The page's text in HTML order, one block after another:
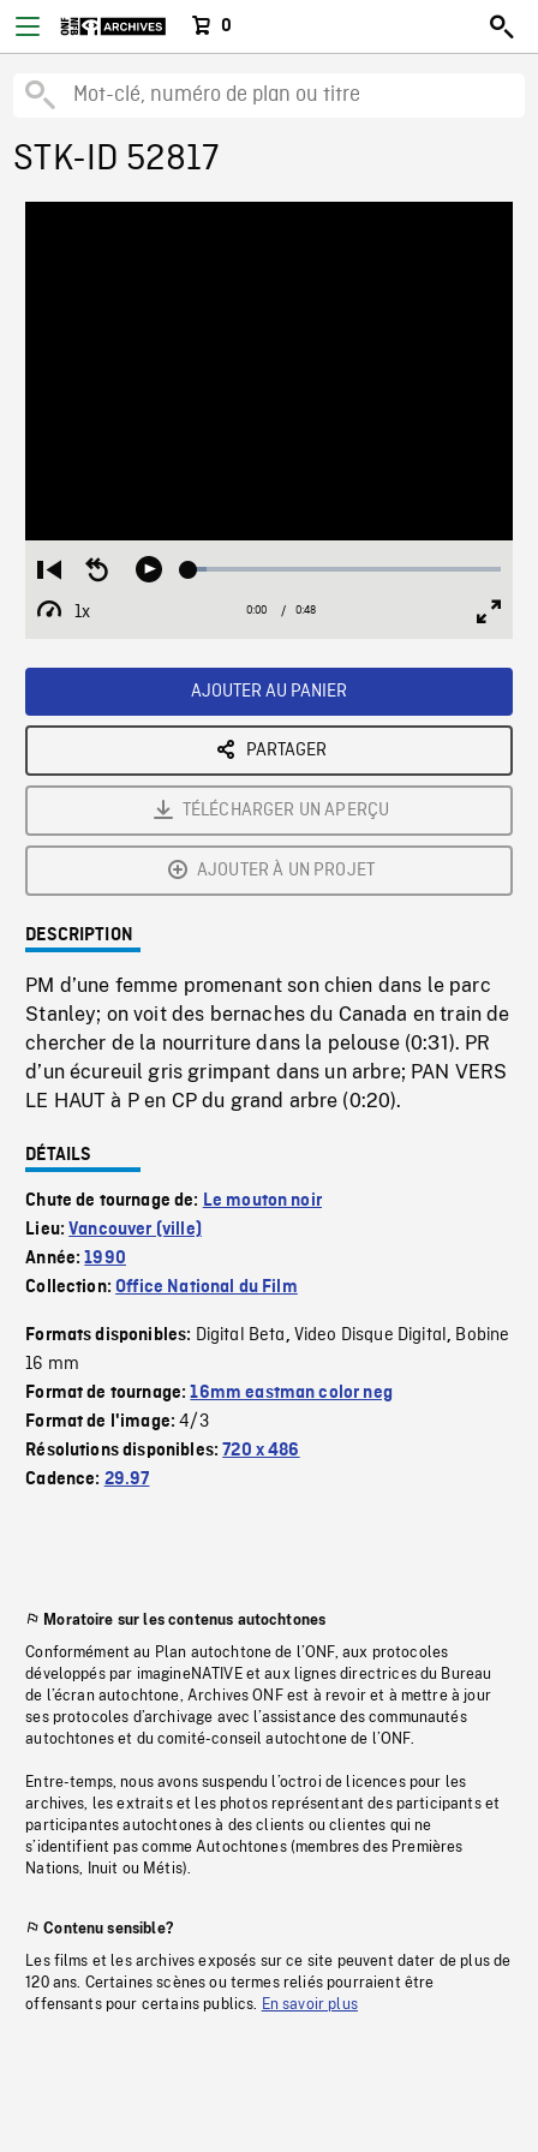
0
STK-ID 52817
Restart
from
beginning
Seek
Play Loaded:
1x
Playback
Current
0:00 / Duration
0:48
AJOUTER AU PANIER
PARTAGER
TÉLÉCHARGER UN APERÇU
AJOUTER À UN PROJET
DESCRIPTION
PM d’une femme promenant son chien dans le parc
Stanley; on voit des bernaches du Canada en train de
chercher de la nourriture dans la pelouse (0:31). PR
d’un écureuil gris grimpant dans un arbre; PAN VERS
LE HAUT à P en CP du grand arbre (0:20).
DÉTAILS
Chute de tournage de: Le mouton noir
Lieu:Vancouver (ville)
Année:1990
Collection:Office National du Film
Formats disponibles: Digital Beta, Video Disque Digital, Bobine
16 mm
Format de tournage:16mm eastman color neg
Format de l'image:4/3
Résolutions disponibles:720 x 486
Cadence: 29.97
Moratoire sur les contenus autochtones
Conformément au Plan autochtone de l’ONF, aux protocoles
développés par imagineNATIVE et aux lignes directrices du Bureau
de l’écran autochtone, Archives ONF est à revoir et à mettre à jour
ses protocoles d’archivage avec l’assistance des communautés
autochtones et du comité-conseil autochtone de l’ONF.
Entre-temps, nous avons suspendu l’octroi de licences pour les
archives, les extraits et les photos représentant des participants et
participantes autochtones à des clients ou clientes qui ne
s’identifient pas comme Autochtones (membres des Premières
Nations, Inuit ou Métis).
Contenu sensible?
Les films et les archives exposés sur ce site peuvent dater de plus de
120 ans. Certaines scènes ou termes reliés pourraient être
offensants pour certains publics. En savoir plus